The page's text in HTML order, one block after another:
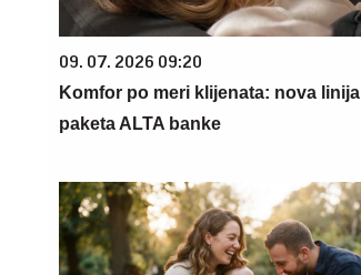
09. 07. 2026 09:20
Komfor po meri klijenata: nova linija
paketa ALTA banke